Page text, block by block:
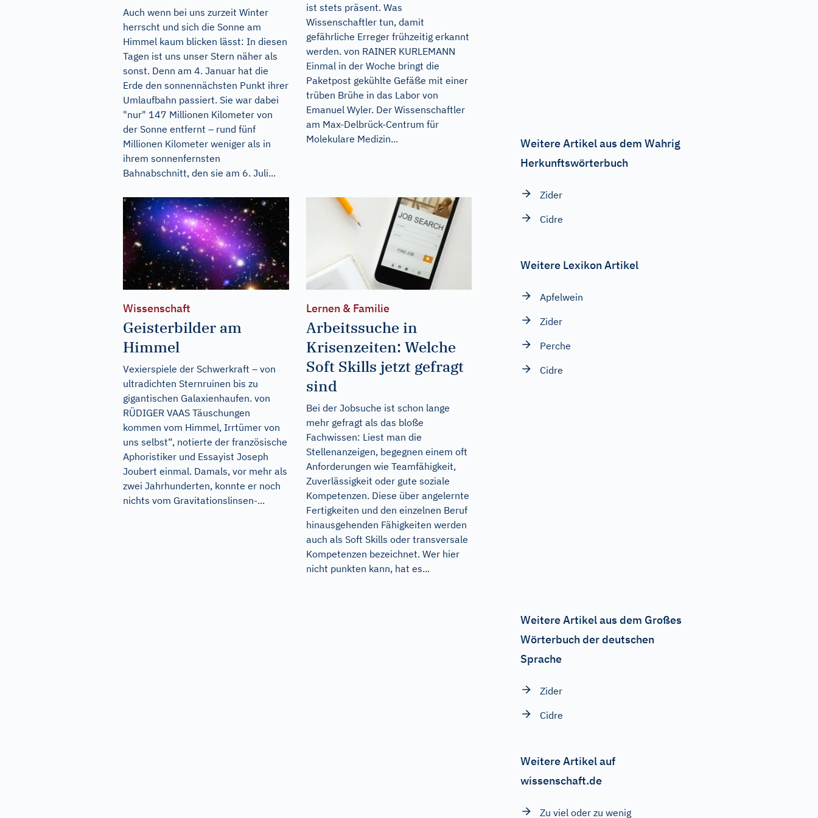
Auch wenn bei uns zurzeit Winter
herrscht und sich die Sonne am
Himmel kaum blicken lässt: In diesen
Tagen ist uns unser Stern näher als
sonst. Denn am 4. Januar hat die
Erde den sonnennächsten Punkt ihrer
Umlaufbahn passiert. Sie war dabei
"nur" 147 Millionen Kilometer von
der Sonne entfernt – rund fünf
Millionen Kilometer weniger als in
ihrem sonnenfernsten
Bahnabschnitt, den sie am 6. Juli...
ist stets präsent. Was
Wissenschaftler tun, damit
gefährliche Erreger frühzeitig erkannt
werden. von RAINER KURLEMANN
Einmal in der Woche bringt die
Paketpost gekühlte Gefäße mit einer
trüben Brühe in das Labor von
Emanuel Wyler. Der Wissenschaftler
am Max-Delbrück-Centrum für
Molekulare Medizin...
Wissenschaft
Geisterbilder am
Himmel
Vexierspiele der Schwerkraft – von
ultradichten Sternruinen bis zu
gigantischen Galaxienhaufen. von
RÜDIGER VAAS Täuschungen
kommen vom Himmel, Irrtümer von
uns selbst“, notierte der französische
Aphoristiker und Essayist Joseph
Joubert einmal. Damals, vor mehr als
zwei Jahrhunderten, konnte er noch
nichts vom Gravitationslinsen-...
Lernen & Familie
Arbeitssuche in
Krisenzeiten: Welche
Soft Skills jetzt gefragt
sind
Bei der Jobsuche ist schon lange
mehr gefragt als das bloße
Fachwissen: Liest man die
Stellenanzeigen, begegnen einem oft
Anforderungen wie Teamfähigkeit,
Zuverlässigkeit oder gute soziale
Kompetenzen. Diese über angelernte
Fertigkeiten und den einzelnen Beruf
hinausgehenden Fähigkeiten werden
auch als Soft Skills oder transversale
Kompetenzen bezeichnet. Wer hier
nicht punkten kann, hat es...
Weitere Artikel aus dem Wahrig
Herkunftswörterbuch
Zider
Cidre
Weitere Lexikon Artikel
Apfelwein
Zider
Perche
Cidre
Weitere Artikel aus dem Großes
Wörterbuch der deutschen
Sprache
Zider
Cidre
Weitere Artikel auf
wissenschaft.de
Zu viel oder zu wenig